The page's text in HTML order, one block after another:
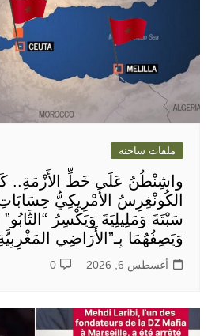
ملفات ساخنة
واشِنْطُنُ عَلَى خَطِّ الأَزْمَةِ..
الكُونْغِرِسُ الأَمْرِيكِيُّ
سَبْتَةَ وَمَلِيلِيَةَ وَيَكْسِرُ “التَّابُو”
وَيَصِفُهُمَا بِـ”الأَرَاضِي
أغسطس 6, 2026 0